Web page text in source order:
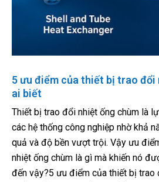
5 ưu điểm của thiết bị trao đổi
ai biết
Thiết bị trao đổi nhiệt ống chùm là
các hệ thống công nghiệp nhờ khả
quả và độ bền vượt trội. Vậy ưu
nhiệt ống chùm là gì mà khiến nó
đến vậy?5 ưu điểm của thiết bị trao